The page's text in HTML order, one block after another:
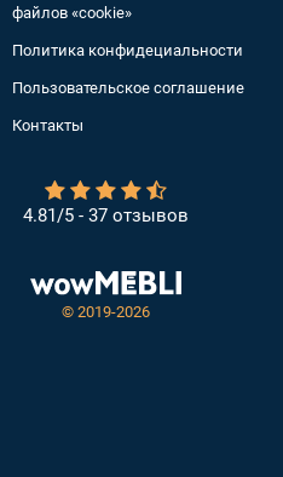
© 2019-2026
4.81/5 - 37 отзывов
файлов «cookie»
Политика конфидециальности
Пользовательское соглашение
Контакты